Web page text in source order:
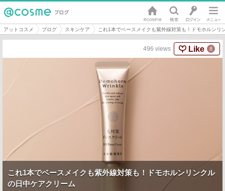
アットコスメ ブログ スキンケア これ1本でベースメイクも紫外線対策も！ドモホルンリ
496 views Like 8
これ1本でベースメイクも紫外線対策も！ドモホルンリンクル
の日中ケアクリーム